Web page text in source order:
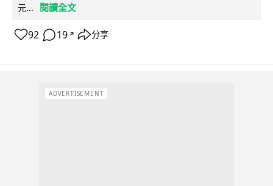
元...
閱讀全文
92 19 ↗ 分享
ADVERTISEMENT